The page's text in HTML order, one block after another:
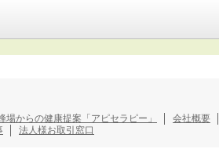
場からの健康提案「アピセラピー」 会社概要
法人様お取引窓口